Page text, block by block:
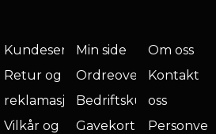
Kundeservice
Retur og
reklamasjon
Vilkår og
Min side
Ordreoversikt
Bedriftskunde
Gavekort
Om oss
Kontakt
oss
Personvern